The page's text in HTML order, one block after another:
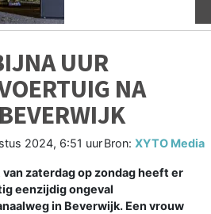
UUR
NA
2024, 6:51 uurBron: XYTO Media
van zaterdag op zondag heeft er
eenzijdig ongeval
in Beverwijk. Een vrouw